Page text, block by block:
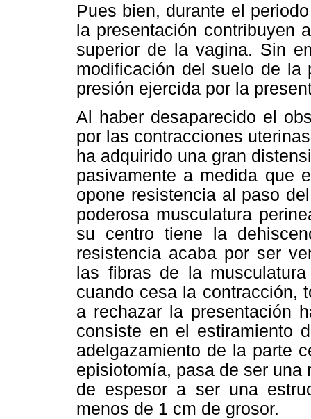
Pues bien, durante el
la presentación contribuyen
superior de la vagina. Sin
modificación del suelo de la
presión ejercida por la
Al haber desaparecido el
por las contracciones
ha adquirido una gran
pasivamente a medida que
opone resistencia al paso
poderosa musculatura
su centro tiene la
resistencia acaba por ser
las fibras de la
cuando cesa la contracción,
a rechazar la presentación
consiste en el estiramiento
adelgazamiento de la parte
episiotomía, pasa de ser una
de espesor a ser una
menos de 1 cm de grosor.